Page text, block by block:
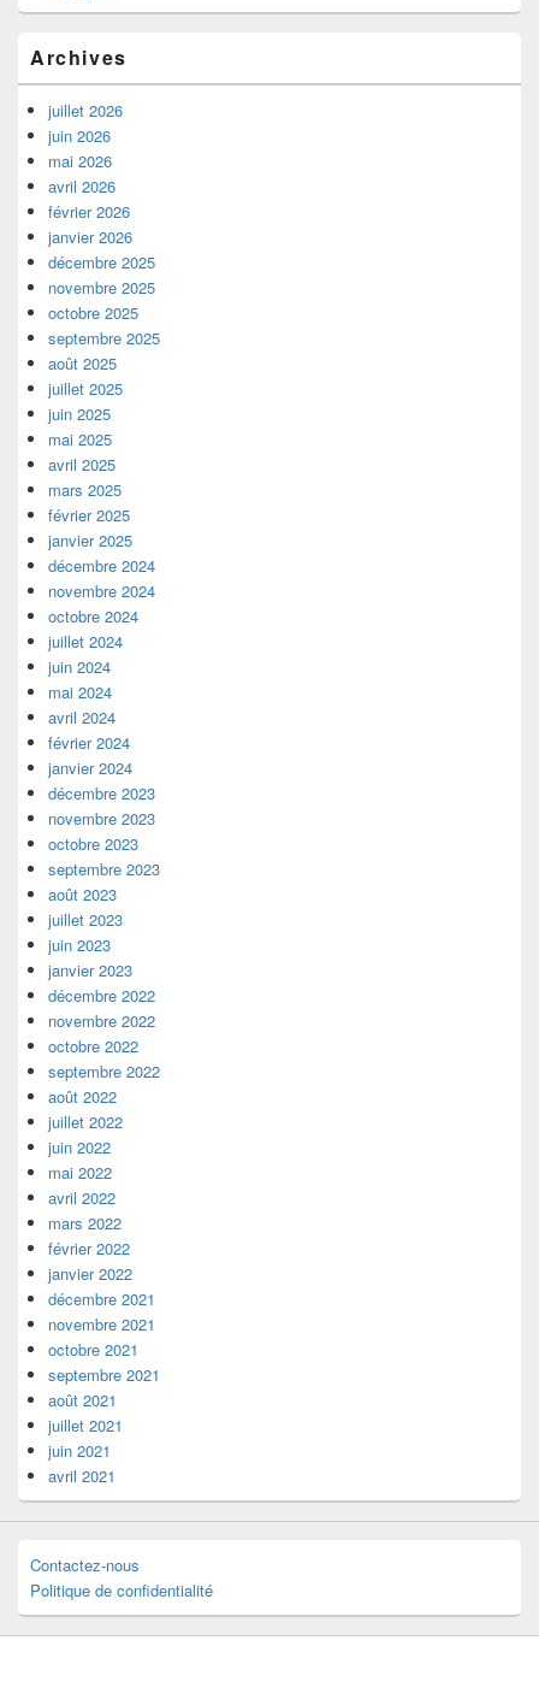
Archives
juillet 2026
juin 2026
mai 2026
avril 2026
février 2026
janvier 2026
décembre 2025
novembre 2025
octobre 2025
septembre 2025
août 2025
juillet 2025
juin 2025
mai 2025
avril 2025
mars 2025
février 2025
janvier 2025
décembre 2024
novembre 2024
octobre 2024
juillet 2024
juin 2024
mai 2024
avril 2024
février 2024
janvier 2024
décembre 2023
novembre 2023
octobre 2023
septembre 2023
août 2023
juillet 2023
juin 2023
janvier 2023
décembre 2022
novembre 2022
octobre 2022
septembre 2022
août 2022
juillet 2022
juin 2022
mai 2022
avril 2022
mars 2022
février 2022
janvier 2022
décembre 2021
novembre 2021
octobre 2021
septembre 2021
août 2021
juillet 2021
juin 2021
avril 2021
Contactez-nous
Politique de confidentialité